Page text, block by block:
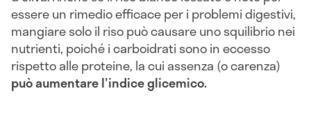
essere un rimedio efficace per i problemi digestivi,
mangiare solo il riso può causare uno squilibrio nei
nutrienti, poiché i carboidrati sono in eccesso
rispetto alle proteine, la cui assenza (o carenza)
può aumentare l'indice glicemico.